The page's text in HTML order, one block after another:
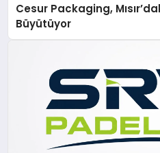
Cesur Packaging,
Büyütüyor